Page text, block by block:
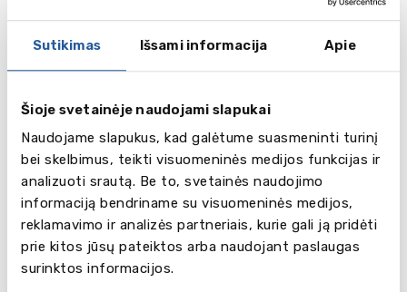
Sutikimas Išsami informacija Apie
Šioje svetainėje naudojami slapukai
Naudojame slapukus, kad galėtume suasmeninti turinį
bei skelbimus, teikti visuomeninės medijos funkcijas ir
analizuoti srautą. Be to, svetainės naudojimo
informaciją bendriname su visuomeninės medijos,
reklamavimo ir analizės partneriais, kurie gali ją pridėti
prie kitos jūsų pateiktos arba naudojant paslaugas
surinktos informacijos.
Restricted Elective (Art, Computer studies,
others)
(High School Diploma).Šios programos pagrindas
yra kreditų sistema, kuomet sėkmingai baigęs
mokslo metus ir tam tikro mokymo dalyko
įvertinimas yra kreditas. Pusę kredito gauna
mokinys, kuomet mokosi atitinkamo dalyko tik vieną
semestrą. Kreditas suteikiamas, jei įvertinimas yra C
arba aukščiau.
English - 4 credits